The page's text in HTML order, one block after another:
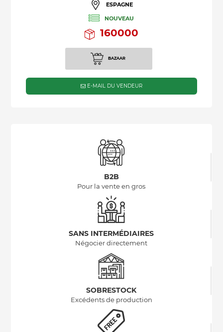
ESPAGNE
NOUVEAU
160000
BAZAAR
E-MAIL DU VENDEUR
B2B
Pour la vente en gros
SANS INTERMÉDIAIRES
Négocier directement
SOBRESTOCK
Excédents de production